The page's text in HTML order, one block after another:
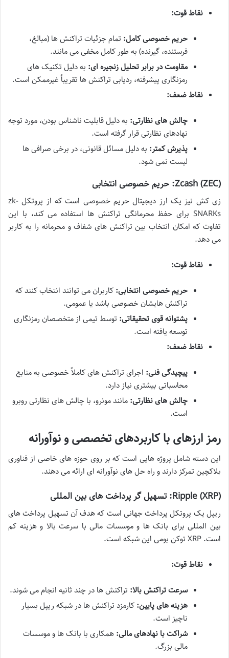
نقاط قوت:
حریم خصوصی کامل: تمام جزئیات تراکنش ها (مبالغ،
فرستنده، گیرنده) به طور کامل مخفی می مانند.
مقاومت در برابر تحلیل زنجیره ای: به دلیل تکنیک های
رمزنگاری پیشرفته، ردیابی تراکنش ها تقریباً غیرممکن است.
نقاط ضعف:
چالش های نظارتی: به دلیل قابلیت ناشناس بودن، مورد توجه
نهادهای نظارتی قرار گرفته است.
پذیرش کمتر: به دلیل مسائل قانونی، در برخی صرافی ها
لیست نمی شود.
Zcash (ZEC): حریم خصوصی انتخابی
زی کش نیز یک ارز دیجیتال حریم خصوصی است که از پروتکل zk-
SNARKs برای حفظ محرمانگی تراکنش ها استفاده می کند، با این
تفاوت که امکان انتخاب بین تراکنش های شفاف و محرمانه را به کاربر
می دهد.
نقاط قوت:
حریم خصوصی انتخابی: کاربران می توانند انتخاب کنند که
تراکنش هایشان خصوصی باشد یا عمومی.
پشتوانه قوی تحقیقاتی: توسط تیمی از متخصصان رمزنگاری
توسعه یافته است.
نقاط ضعف:
پیچیدگی فنی: اجرای تراکنش های کاملاً خصوصی به منابع
محاسباتی بیشتری نیاز دارد.
چالش های نظارتی: مانند مونرو، با چالش های نظارتی روبرو
است.
رمز ارزهای با کاربردهای تخصصی و نوآورانه
این دسته شامل پروژه هایی است که بر روی حوزه های خاصی از فناوری
بلاکچین تمرکز دارند و راه حل های نوآورانه ای ارائه می دهند.
Ripple (XRP): تسهیل گر پرداخت های بین المللی
ریپل یک پروتکل پرداخت جهانی است که هدف آن تسهیل پرداخت های
بین المللی برای بانک ها و موسسات مالی با سرعت بالا و هزینه کم
است. XRP توکن بومی این شبکه است.
نقاط قوت:
سرعت تراکنش بالا: تراکنش ها در چند ثانیه انجام می شوند.
هزینه های پایین: کارمزد تراکنش ها در شبکه ریپل بسیار
ناچیز است.
شراکت با نهادهای مالی: همکاری با بانک ها و موسسات
مالی بزرگ.